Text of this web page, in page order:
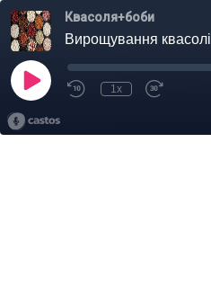
Квасоля+боби
Вирощування квасолі
1x